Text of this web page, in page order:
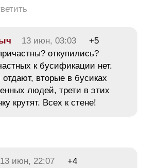
13 июн, 03:03
+5
откупились?
к бусификации нет.
вторые в бусиках
людей, трети в этих
крутят. Всех к стене!
13 июн, 22:07
+4